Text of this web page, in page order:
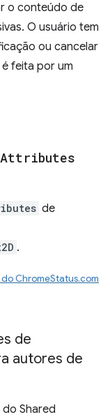
o conteúdo de
O usuário tem
ou cancelar
feita por um
Attributes
de
.
ChromeStatus.com
de
autores de
Shared